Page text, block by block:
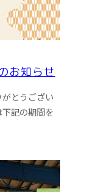
お知らせ
とうござい
記の期間を